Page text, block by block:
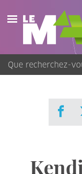
Actualités
Agenda
Publications